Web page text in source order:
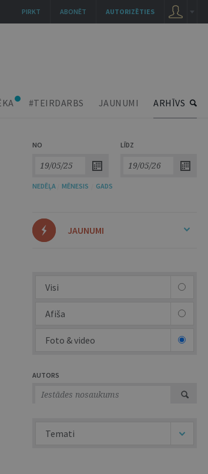
#TEIRDARBS JAUNUMI ARHĪVS
NO LĪDZ
NEDĒĻA MĒNESIS GADS
JAUNUMI
Visi
Afiša
Foto & video
AUTORS
Temati
AUTORIZĒTIES
ABONĒT
PIRKT